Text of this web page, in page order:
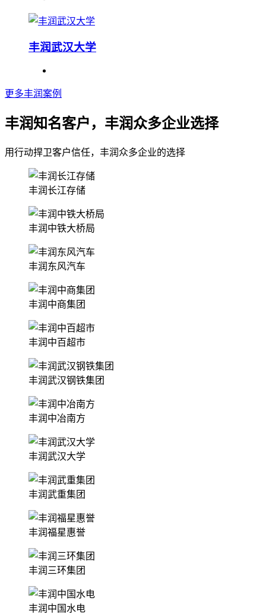
丰润武汉大学
更多丰润案例
丰润知名客户，丰润众多企业选择
用行动捍卫客户信任，丰润众多企业的选择
丰润长江存储
丰润中铁大桥局
丰润东风汽车
丰润中商集团
丰润中百超市
丰润武汉钢铁集团
丰润中冶南方
丰润武汉大学
丰润武重集团
丰润福星惠誉
丰润三环集团
丰润中国水电